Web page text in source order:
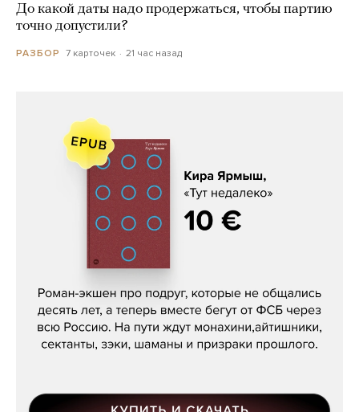
До какой даты надо продержаться, чтобы партию
точно допустили?
РАЗБОР 7 карточек 21 час назад
Кира Ярмыш, «Тут недалеко»